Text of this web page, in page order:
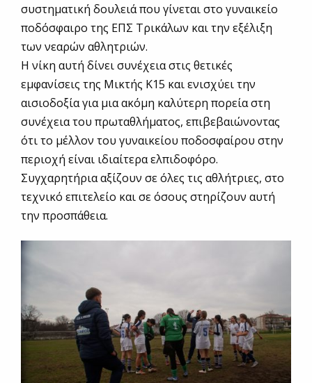
συστηματική δουλειά που γίνεται στο γυναικείο
ποδόσφαιρο της ΕΠΣ Τρικάλων και την εξέλιξη
των νεαρών αθλητριών.
Η νίκη αυτή δίνει συνέχεια στις θετικές
εμφανίσεις της Μικτής Κ15 και ενισχύει την
αισιοδοξία για μια ακόμη καλύτερη πορεία στη
συνέχεια του πρωταθλήματος, επιβεβαιώνοντας
ότι το μέλλον του γυναικείου ποδοσφαίρου στην
περιοχή είναι ιδιαίτερα ελπιδοφόρο.
Συγχαρητήρια αξίζουν σε όλες τις αθλήτριες, στο
τεχνικό επιτελείο και σε όσους στηρίζουν αυτή
την προσπάθεια.